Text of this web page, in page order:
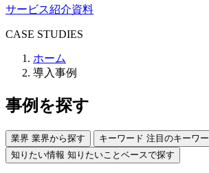
サービス紹介資料
CASE STUDIES
ホーム
導入事例
事例を探す
業界 業界から探す キーワード 注目のキーワ
知りたい情報 知りたいことベースで探す